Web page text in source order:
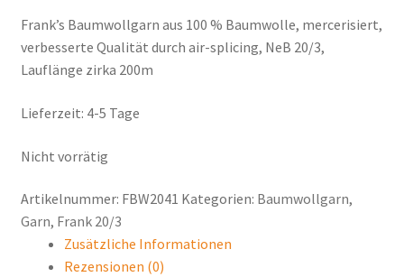
Frank’s Baumwollgarn aus 100 % Baumwolle, mercerisiert,
verbesserte Qualität durch air-splicing, NeB 20/3,
Lauflänge zirka 200m
Lieferzeit: 4-5 Tage
Nicht vorrätig
Artikelnummer: FBW2041 Kategorien: Baumwollgarn,
Garn, Frank 20/3
Zusätzliche Informationen
Rezensionen (0)